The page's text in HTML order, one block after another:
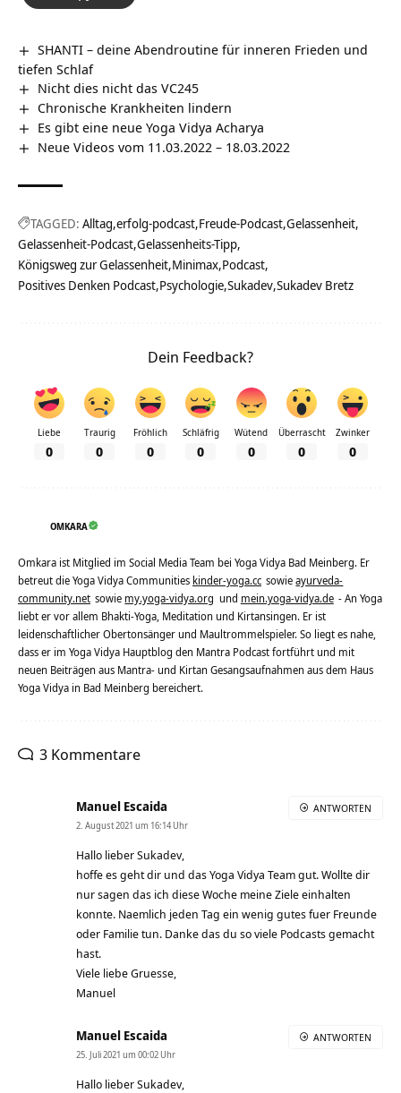
SHANTI – deine Abendroutine für inneren Frieden und
tiefen Schlaf
Nicht dies nicht das VC245
Chronische Krankheiten lindern
Es gibt eine neue Yoga Vidya Acharya
Neue Videos vom 11.03.2022 – 18.03.2022
TAGGED: Alltag erfolg-podcast Freude-Podcast Gelassenheit
Gelassenheit-Podcast Gelassenheits-Tipp
Königsweg zur Gelassenheit Minimax Podcast
Positives Denken Podcast Psychologie Sukadev Sukadev Bretz
Dein Feedback?
Liebe
0
Traurig
0
Fröhlich
0
Schläfrig
0
Wütend
0
Überrascht
0
Zwinker
0
OMKARA
Omkara ist Mitglied im Social Media Team bei Yoga Vidya Bad Meinberg. Er
betreut die Yoga Vidya Communities kinder-yoga.cc sowieayurveda-
community.net sowie my.yoga-vidya.org und mein.yoga-vidya.de - An Yoga
liebt er vor allem Bhakti-Yoga, Meditation und Kirtansingen. Er ist
leidenschaftlicher Obertonsänger und Maultrommelspieler. So liegt es nahe,
dass er im Yoga Vidya Hauptblog den Mantra Podcast fortführt und mit
neuen Beiträgen aus Mantra- und Kirtan Gesangsaufnahmen aus dem Haus
Yoga Vidya in Bad Meinberg bereichert.
3 Kommentare
Manuel Escaida
2. August 2021 um 16:14 Uhr
Hallo lieber Sukadev,
hoffe es geht dir und das Yoga Vidya Team gut. Wollte dir
nur sagen das ich diese Woche meine Ziele einhalten
konnte. Naemlich jeden Tag ein wenig gutes fuer Freunde
oder Familie tun. Danke das du so viele Podcasts gemacht
hast.
Viele liebe Gruesse,
Manuel
ANTWORTEN
Manuel Escaida
25. Juli 2021 um 00:02 Uhr
Hallo lieber Sukadev,
ANTWORTEN